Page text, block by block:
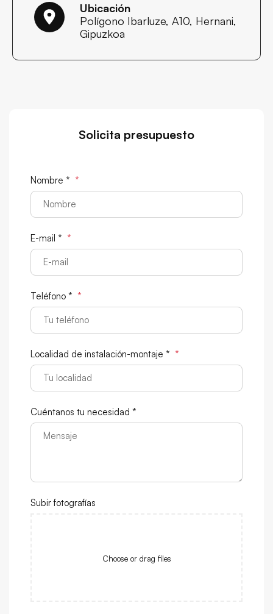
Ubicación
Polígono Ibarluze, A10, Hernani,
Gipuzkoa
Solicita presupuesto
Nombre * *
E-mail * *
Teléfono * *
Localidad de instalación-montaje * *
Cuéntanos tu necesidad *
Subir fotografías
Choose or drag files